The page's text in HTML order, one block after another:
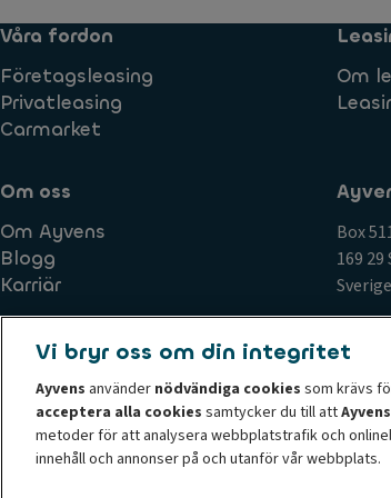
Våra fordon
Företagsleasing
Privatleasing
Carmarket
Om
Om oss
Om Ayvens
Blogg
Karriär
Box
169 29
Sverige
Cookie-policy Juridisk information
Tillgänglighet: ej-kompatibel
Formulär för
© 2026 Ayvens Group är en ledare inom hållbar
Vi bryr oss om din integritet
Ayvens använder nödvändiga cookies som krävs
acceptera alla cookies samtycker du till attAyvens
metoder för att analysera webbplatstrafik och
innehåll och annonser på och utanför vår webbplats.